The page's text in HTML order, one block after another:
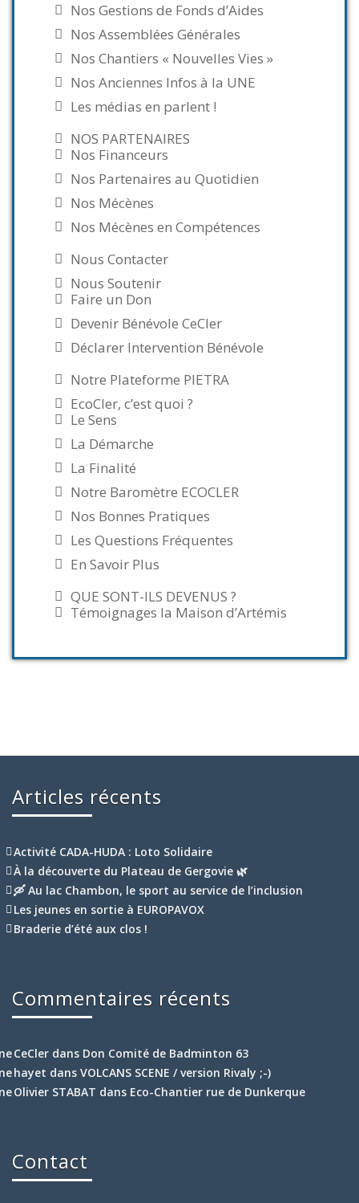
Nos Gestions de Fonds d’Aides
Nos Assemblées Générales
Nos Chantiers « Nouvelles Vies »
Nos Anciennes Infos à la UNE
Les médias en parlent !
NOS PARTENAIRES
Nos Financeurs
Nos Partenaires au Quotidien
Nos Mécènes
Nos Mécènes en Compétences
Nous Contacter
Nous Soutenir
Faire un Don
Devenir Bénévole CeCler
Déclarer Intervention Bénévole
Notre Plateforme PIETRA
EcoCler, c’est quoi ?
Le Sens
La Démarche
La Finalité
Notre Baromètre ECOCLER
Nos Bonnes Pratiques
Les Questions Fréquentes
En Savoir Plus
QUE SONT-ILS DEVENUS ?
Témoignages la Maison d’Artémis
Articles récents
Activité CADA-HUDA : Loto Solidaire
À la découverte du Plateau de Gergovie 🌿
🛶 Au lac Chambon, le sport au service de l’inclusion
Les jeunes en sortie à EUROPAVOX
Braderie d’été aux clos !
Commentaires récents
CeCler dans Don Comité de Badminton 63
hayet dans VOLCANS SCENE / version Rivaly ;-)
Olivier STABAT dans Eco-Chantier rue de Dunkerque
Contact